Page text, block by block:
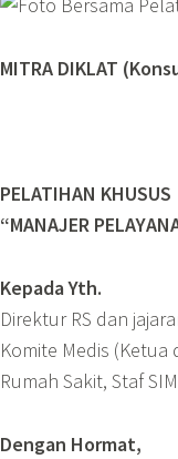
MITRA DIKLAT
PELATIHAN KHUSUS
“MANAJER
Kepada Yth.
Direktur RS dan
Komite Medis (Ketua
Rumah Sakit, Staf
Dengan Hormat,